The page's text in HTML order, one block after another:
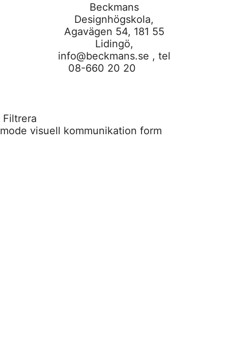
Beckmans
Designhögskola,
Agavägen 54, 181 55
Lidingö,
info@beckmans.se , tel
08-660 20 20
Filtrera
mode visuell kommunikation form